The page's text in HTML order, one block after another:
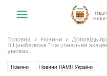
Головна Новини
Доповідь
В.Цимбалюка “Національна
умовах...
Новини Новини НАМН України